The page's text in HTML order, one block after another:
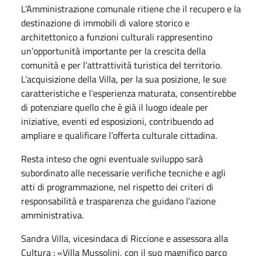
L’Amministrazione comunale ritiene che il recupero e la
destinazione di immobili di valore storico e
architettonico a funzioni culturali rappresentino
un’opportunità importante per la crescita della
comunità e per l’attrattività turistica del territorio.
L’acquisizione della Villa, per la sua posizione, le sue
caratteristiche e l’esperienza maturata, consentirebbe
di potenziare quello che è già il luogo ideale per
iniziative, eventi ed esposizioni, contribuendo ad
ampliare e qualificare l’offerta culturale cittadina.
Resta inteso che ogni eventuale sviluppo sarà
subordinato alle necessarie verifiche tecniche e agli
atti di programmazione, nel rispetto dei criteri di
responsabilità e trasparenza che guidano l’azione
amministrativa.
Sandra Villa, vicesindaca di Riccione e assessora alla
Cultura : «Villa Mussolini, con il suo magnifico parco